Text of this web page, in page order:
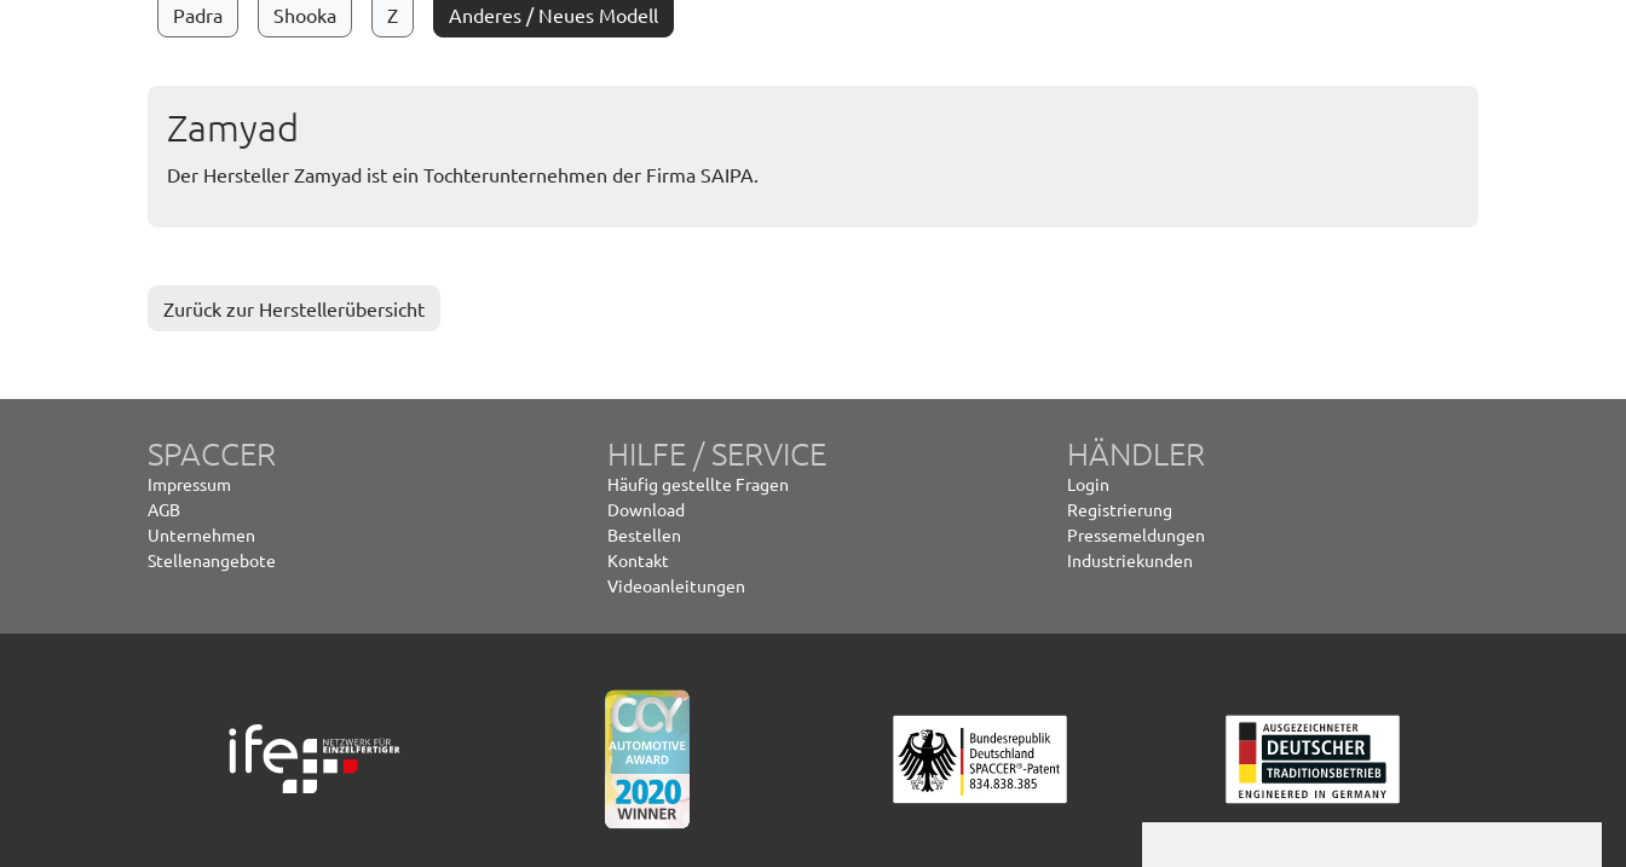
Padra Shooka Z Anderes / Neues Modell
Zamyad
Der Hersteller Zamyad ist ein Tochterunternehmen der Firma SAIPA.
Zurück zur Herstellerübersicht
SPACCER
Impressum
AGB
Unternehmen
Stellenangebote
HILFE / SERVICE
Häufig gestellte Fragen
Download
Bestellen
Kontakt
Videoanleitungen
HÄNDLER
Login
Registrierung
Pressemeldungen
Industriekunden